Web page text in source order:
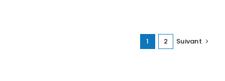
1 2 Suivant